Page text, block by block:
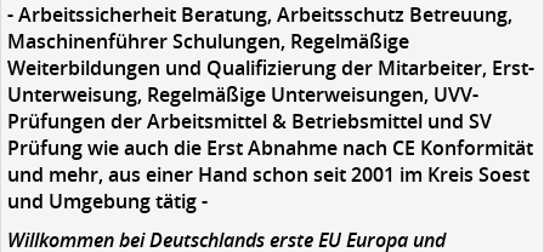
- Arbeitssicherheit Beratung, Arbeitsschutz Betreuung,
Maschinenführer Schulungen, Regelmäßige
Weiterbildungen und Qualifizierung der Mitarbeiter, Erst-
Unterweisung, Regelmäßige Unterweisungen, UVV-
Prüfungen der Arbeitsmittel & Betriebsmittel und SV
Prüfung wie auch die Erst Abnahme nach CE Konformität
und mehr, aus einer Hand schon seit 2001 im Kreis Soest
und Umgebung tätig -
Willkommen bei Deutschlands erste EU Europa und